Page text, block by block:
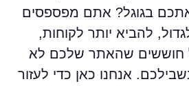
בגוגל? אתם מפספסים
להביא יותר לקוחות,
שהאתר שלכם לא
אנחנו כאן כדי לעזור